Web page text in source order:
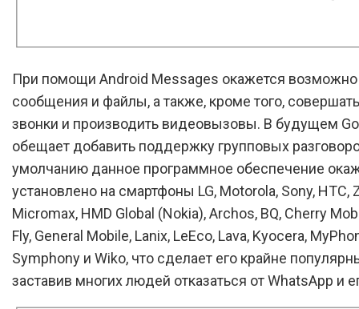
При помощи Android Messages окажется возможно
сообщения и файлы, а также, кроме того,
звонки и производить видеовызовы. В будущем
обещает добавить поддержку групповых
умолчанию данное программное обеспечение
установлено на смартфоны LG, Motorola, Sony, HTC,
Micromax, HMD Global (Nokia), Archos, BQ, Cherry
Fly, General Mobile, Lanix, LeEco, Lava, Kyocera,
Symphony и Wiko, что сделает его крайне
заставив многих людей отказаться от WhatsApp и